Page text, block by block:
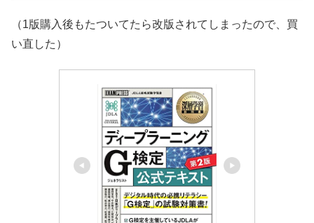
（1版購入後もたついてたら改版されてしまったので、買
い直した）